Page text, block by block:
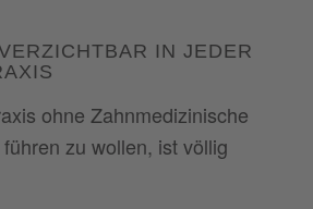
IN JEDER
ohne Zahnmedizinische
zu wollen, ist völlig